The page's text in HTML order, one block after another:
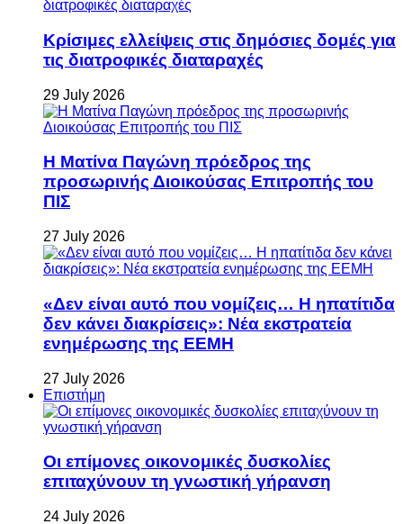
Κρίσιμες ελλείψεις στις δημόσιες δομές για
τις διατροφικές διαταραχές
29 July 2026
Η Ματίνα Παγώνη πρόεδρος της
προσωρινής Διοικούσας Επιτροπής του
ΠΙΣ
27 July 2026
«Δεν είναι αυτό που νομίζεις… Η ηπατίτιδα
δεν κάνει διακρίσεις»: Νέα εκστρατεία
ενημέρωσης της ΕΕΜΗ
27 July 2026
Επιστήμη
Οι επίμονες οικονομικές δυσκολίες
επιταχύνουν τη γνωστική γήρανση
24 July 2026